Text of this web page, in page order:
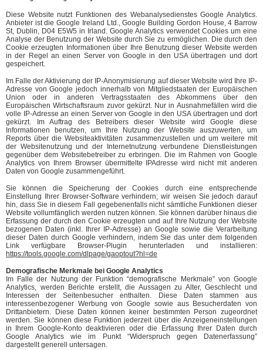
Diese Website nutzt Funktionen des Webanalysedienstes Google Analytics.
Anbieter ist die Google Ireland Ltd., Google Building Gordon House, 4 Barrow
St, Dublin, D04 E5W5 in Irland. Google Analytics verwendet Cookies um eine
Analyse der Benutzung der Website durch Sie zu ermöglichen. Die durch den
Cookie erzeugten Informationen über Ihre Benutzung dieser Website werden
in der Regel an einen Server von Google in den USA übertragen und dort
gespeichert.
Im Falle der Aktivierung der IP-Anonymisierung auf dieser Website wird Ihre IP-
Adresse von Google jedoch innerhalb von Mitgliedstaaten der Europäischen
Union oder in anderen Vertragsstaaten des Abkommens über den
Europäischen Wirtschaftsraum zuvor gekürzt. Nur in Ausnahmefällen wird die
volle IP-Adresse an einen Server von Google in den USA übertragen und dort
gekürzt. Im Auftrag des Betreibers dieser Website wird Google diese
Informationen benutzen, um Ihre Nutzung der Website auszuwerten, um
Reports über die Websiteaktivitäten zusammenzustellen und um weitere mit
der Websitenutzung und der Internetnutzung verbundene Dienstleistungen
gegenüber dem Websitebetreiber zu erbringen. Die im Rahmen von Google
Analytics von Ihrem Browser übermittelte IPAdresse wird nicht mit anderen
Daten von Google zusammengeführt.
Sie können die Speicherung der Cookies durch eine entsprechende
Einstellung Ihrer Browser-Software verhindern; wir weisen Sie jedoch darauf
hin, dass Sie in diesem Fall gegebenenfalls nicht sämtliche Funktionen dieser
Website vollumfänglich werden nutzen können. Sie können darüber hinaus die
Erfassung der durch den Cookie erzeugten und auf Ihre Nutzung der Website
bezogenen Daten (inkl. Ihrer IP-Adresse) an Google sowie die Verarbeitung
dieser Daten durch Google verhindern, indem Sie das unter dem folgenden
Link verfügbare Browser-Plugin herunterladen und installieren:
https://tools.google.com/dlpage/gaoptout?hl=de
Demografische Merkmale bei Google Analytics
Im Falle der Nutzung der Funktion “demografische Merkmale” von Google
Analytics, werden Berichte erstellt, die Aussagen zu Alter, Geschlecht und
Interessen der Seitenbesucher enthalten. Diese Daten stammen aus
interessenbezogener Werbung von Google sowie aus Besucherdaten von
Drittanbietern. Diese Daten können keiner bestimmten Person zugeordnet
werden. Sie können diese Funktion jederzeit über die Anzeigeneinstellungen
in Ihrem Google-Konto deaktivieren oder die Erfassung Ihrer Daten durch
Google Analytics wie im Punkt “Widerspruch gegen Datenerfassung”
dargestellt generell untersagen.